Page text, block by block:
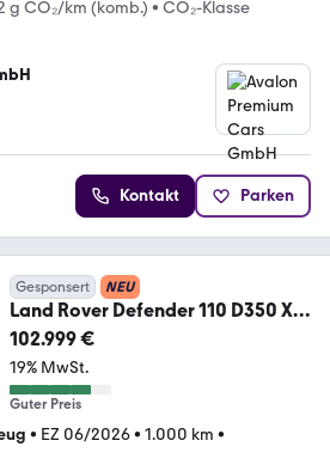
g CO₂/km (komb.) • CO₂-Klasse
Kontakt Parken
Gesponsert NEU
Land Rover Defender 110 D350 X-
DYNAMIC HSE STANDHZG 22' HUD
102.999 €
19% MwSt.
Guter Preis
• EZ 06/2026• 1.000 km •